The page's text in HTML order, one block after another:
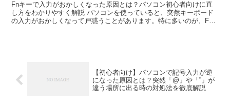
Fnキーで入力がおかしくなった原因とは？パソコン初心者向けに直
し方をわかりやすく解説 パソコンを使っていると、突然キーボード
の入力がおかしくなって戸惑うことがあります。特に多いのが、Fn
【初心者向け】パソコンで記号入力が逆
になった原因とは？突然「@」や「”」が
違う場所に出る時の対処法を徹底解説